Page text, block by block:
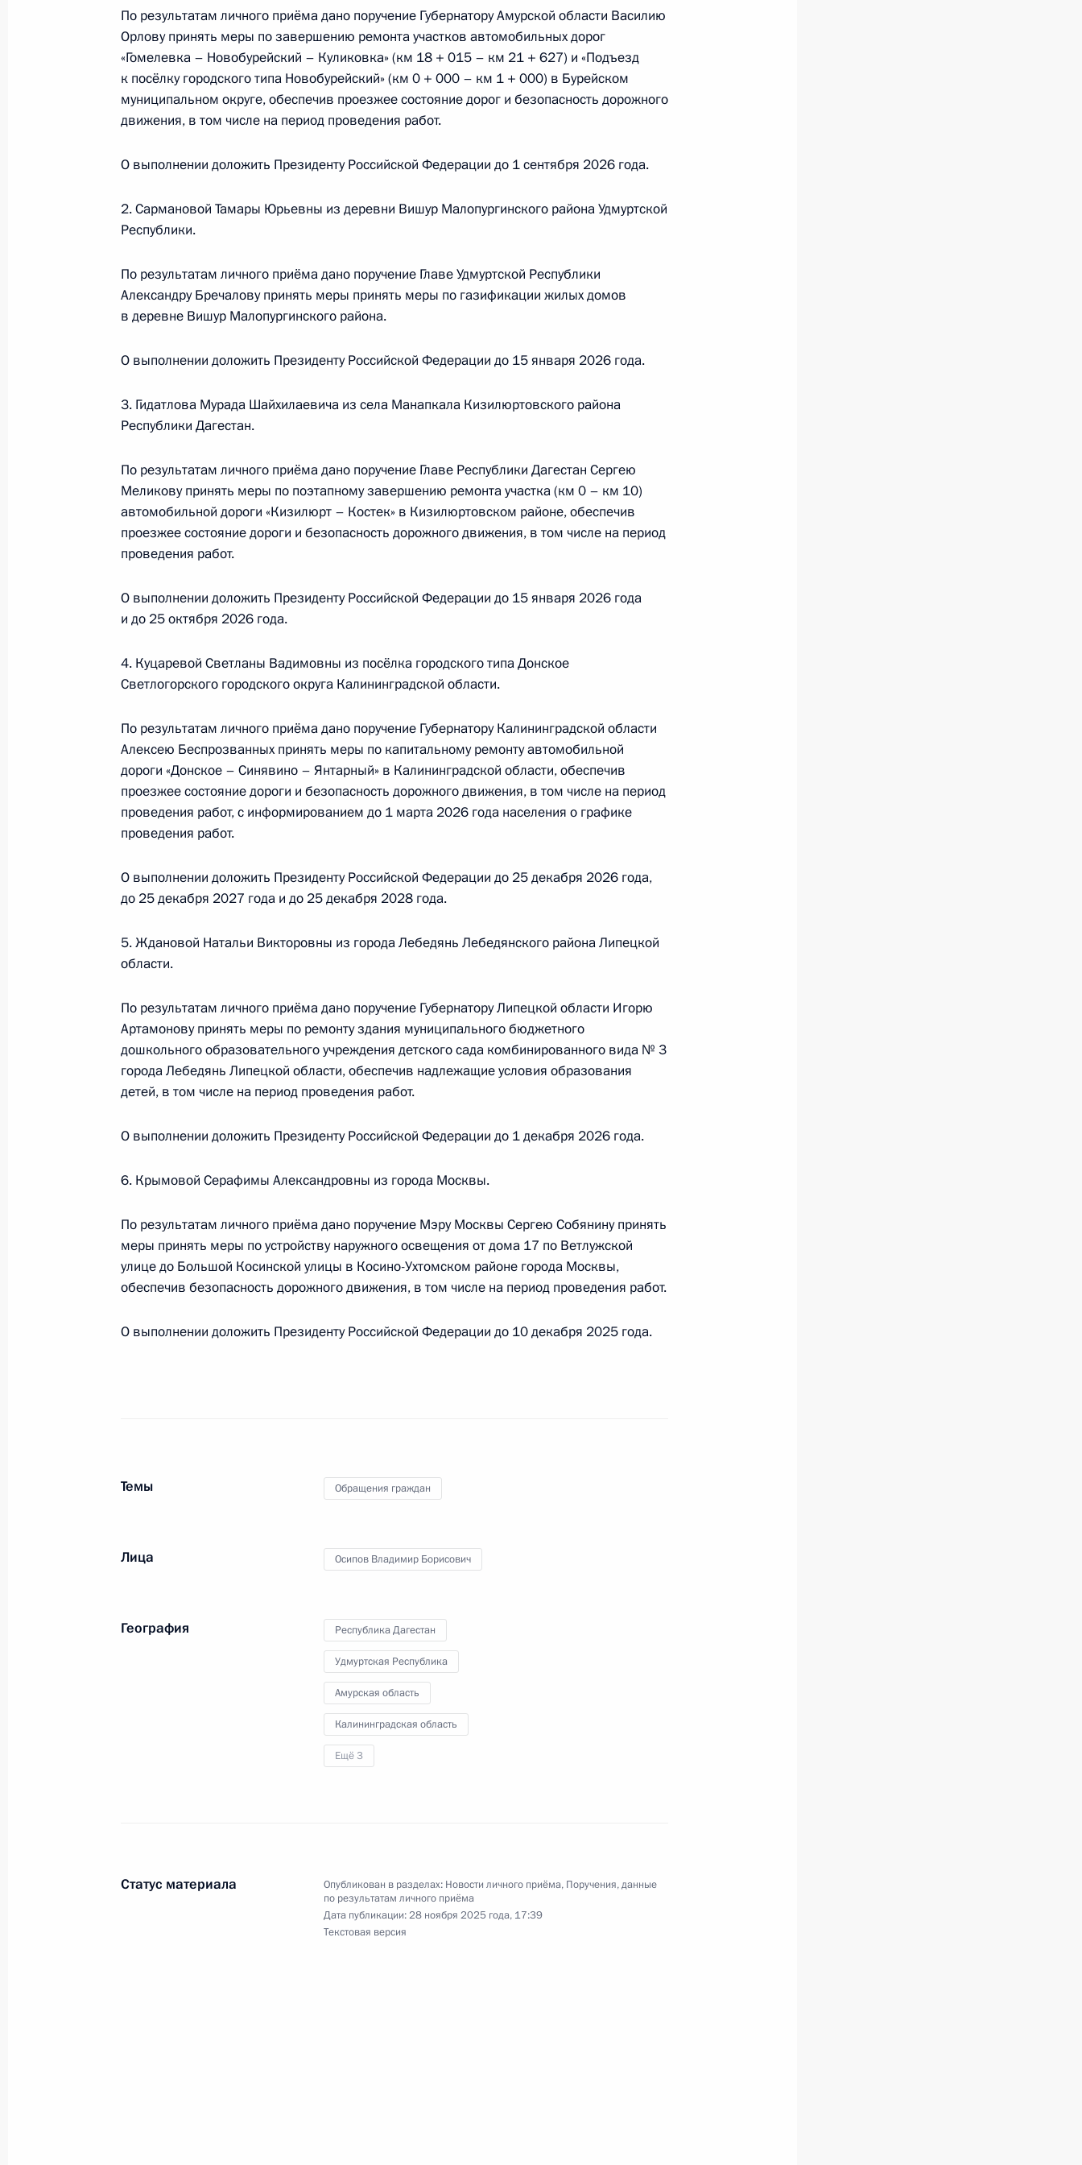
О ходе исполнения поручения, данного по итогам личного приёма в режиме видео-
конференц-связи жительницы Тверской области, проведённого по поручению
Президента Российской Федерации начальником Управления Президента
Михаилом Михайловским в Приёмной Президента Российской Федерации
1 декабря 2025 года, 17:03
О ходе исполнения поручения, данного по итогам личного приёма в режиме видео-
конференц-связи жительницы Республики Башкортостан, проведённого
Президента Российской Федерации по обеспечению конституционных прав граждан
Татьяной Локаткиной в Приёмной Президента Российской Федерации по приёму
граждан в Москве 6 февраля 2025 года
1 декабря 2025 года, 17:02
О ходе исполнения поручения, данного по итогам личного приёма в режиме видео-
конференц-связи жительницы Ульяновской области, проведённого по поручению
Президента Российской Федерации начальником Управления Президента
Российской Федерации по государственным наградам Владимиром Осиповым
11 декабря 2024 года
конференц-связи жительницы Республики Башкортостан, проведённого
по поручению Президента Российской Федерации начальником Управления
Президента Российской Федерации по научно-образовательной политике Инной
Биленкиной в Приёмной Президента Российской Федерации по приёму граждан
в Москве 30 ноября 2023 года
1 декабря 2025 года, 17:00
конференц-связи жительницы Республики Адыгея, проведённого по поручению
Президента Российской Федерации советником Президента Российской Федерации
граждан в Москве 3 февраля 2025 года
1 декабря 2025 года, 16:59
конференц-связи жительницы Ненецкого автономного округа, проведённого
по поручению Президента Российской Федерации начальником Управления
Президента Российской Федерации по вопросам государственной службы, кадров
и противодействия коррупции Максимом Травниковым в Приёмной Президента
Российской Федерации по приёму граждан в Москве 24 октября 2025 года
1 декабря 2025 года, 16:57
конференц-связи жительницы Республики Карелия, проведённого по поручению
конференц-связи жительницы Белгородской области, проведённого по поручению
Президента Российской Федерации советником Президента Российской Федерации
О ходе исполнения поручения, данного по итогам личного приёма в режиме видео-
конференц-связи жителя Липецкой области, проведённого по поручению
Президента Российской Федерации начальником Управления информационного
28 ноября 2025 года, пятница
По результатам личного приёма дано поручение Губернатору Амурской области Василию
Орлову принять меры по завершению ремонта участков автомобильных дорог
«Гомелевка – Новобурейский – Куликовка» (км 18 + 015 – км 21 + 627) и «Подъезд
к посёлку городского типа Новобурейский» (км 0 + 000 – км 1 + 000) в Бурейском
муниципальном округе, обеспечив проезжее состояние дорог и безопасность дорожного
движения, в том числе на период проведения работ.
О выполнении доложить Президенту Российской Федерации до 1 сентября 2026 года.
2. Сармановой Тамары Юрьевны из деревни Вишур Малопургинского района Удмуртской
Республики.
По результатам личного приёма дано поручение Главе Удмуртской Республики
Александру Бречалову принять меры принять меры по газификации жилых домов
в деревне Вишур Малопургинского района.
О выполнении доложить Президенту Российской Федерации до 15 января 2026 года.
3. Гидатлова Мурада Шайхилаевича из села Манапкала Кизилюртовского района
Республики Дагестан.
По результатам личного приёма дано поручение Главе Республики Дагестан Сергею
Меликову принять меры по поэтапному завершению ремонта участка (км 0 – км 10)
автомобильной дороги «Кизилюрт – Костек» в Кизилюртовском районе, обеспечив
проезжее состояние дороги и безопасность дорожного движения, в том числе на период
проведения работ.
О выполнении доложить Президенту Российской Федерации до 15 января 2026 года
и до 25 октября 2026 года.
4. Куцаревой Светланы Вадимовны из посёлка городского типа Донское
Светлогорского городского округа Калининградской области.
По результатам личного приёма дано поручение Губернатору Калининградской области
Алексею Беспрозванных принять меры по капитальному ремонту автомобильной
дороги «Донское – Синявино – Янтарный» в Калининградской области, обеспечив
проезжее состояние дороги и безопасность дорожного движения, в том числе на период
проведения работ, с информированием до 1 марта 2026 года населения о графике
проведения работ.
О выполнении доложить Президенту Российской Федерации до 25 декабря 2026 года,
до 25 декабря 2027 года и до 25 декабря 2028 года.
5. Ждановой Натальи Викторовны из города Лебедянь Лебедянского района Липецкой
области.
По результатам личного приёма дано поручение Губернатору Липецкой области Игорю
Артамонову принять меры по ремонту здания муниципального бюджетного
дошкольного образовательного учреждения детского сада комбинированного вида № 3
города Лебедянь Липецкой области, обеспечив надлежащие условия образования
детей, в том числе на период проведения работ.
О выполнении доложить Президенту Российской Федерации до 1 декабря 2026 года.
6. Крымовой Серафимы Александровны из города Москвы.
По результатам личного приёма дано поручение Мэру Москвы Сергею Собянину принять
меры принять меры по устройству наружного освещения от дома 17 по Ветлужской
улице до Большой Косинской улицы в Косино-Ухтомском районе города Москвы,
обеспечив безопасность дорожного движения, в том числе на период проведения работ.
О выполнении доложить Президенту Российской Федерации до 10 декабря 2025 года.
Темы Обращения граждан
Лица Осипов Владимир Борисович
География Республика Дагестан
Удмуртская Республика
Амурская область
Калининградская область
Ещё 3
Статус материала Опубликован в разделах: Новости личного приёма, Поручения, данные
по результатам личного приёма
Дата публикации:28 ноября 2025 года, 17:39
Текстовая версия